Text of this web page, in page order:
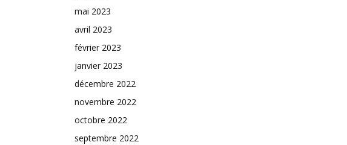
mai 2023
avril 2023
février 2023
janvier 2023
décembre 2022
novembre 2022
octobre 2022
septembre 2022